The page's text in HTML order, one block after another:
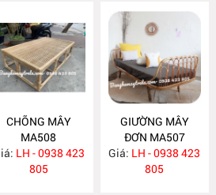
CHÕNG MÂY
MA508
LH - 0938 423
805
GIƯỜNG MÂY
ĐƠN MA507
Giá: LH - 0938 423
805